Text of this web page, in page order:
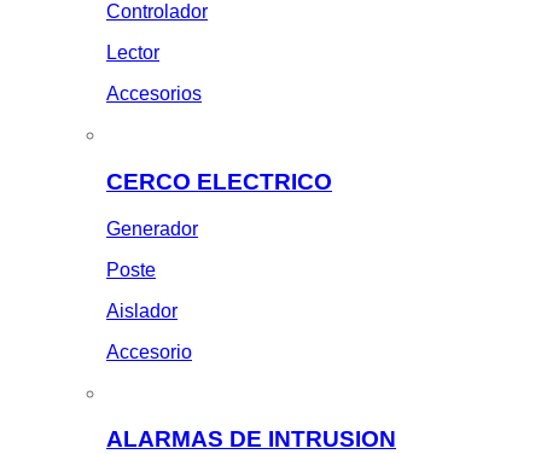
Controlador
Lector
Accesorios
CERCO ELECTRICO
Generador
Poste
Aislador
Accesorio
ALARMAS DE INTRUSION